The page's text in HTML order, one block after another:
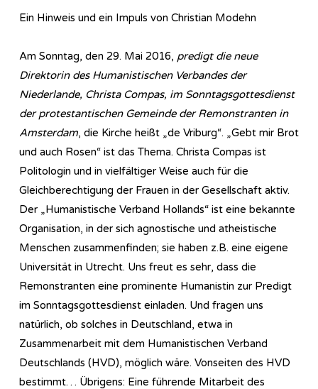
Ein Hinweis und ein Impuls von Christian Modehn
Am Sonntag, den 29. Mai 2016, predigt die neue
Direktorin des Humanistischen Verbandes der
Niederlande, Christa Compas, im Sonntagsgottesdienst
der protestantischen Gemeinde der Remonstranten in
Amsterdam, die Kirche heißt „de Vriburg“. „Gebt mir Brot
und auch Rosen“ ist das Thema. Christa Compas ist
Politologin und in vielfältiger Weise auch für die
Gleichberechtigung der Frauen in der Gesellschaft aktiv.
Der „Humanistische Verband Hollands“ ist eine bekannte
Organisation, in der sich agnostische und atheistische
Menschen zusammenfinden; sie haben z.B. eine eigene
Universität in Utrecht. Uns freut es sehr, dass die
Remonstranten eine prominente Humanistin zur Predigt
im Sonntagsgottesdienst einladen. Und fragen uns
natürlich, ob solches in Deutschland, etwa in
Zusammenarbeit mit dem Humanistischen Verband
Deutschlands (HVD), möglich wäre. Vonseiten des HVD
bestimmt… Übrigens: Eine führende Mitarbeit des